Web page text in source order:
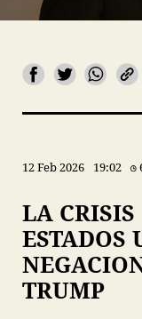
12 Feb 2026 19:02
LA
ESTADOS
TRUMP